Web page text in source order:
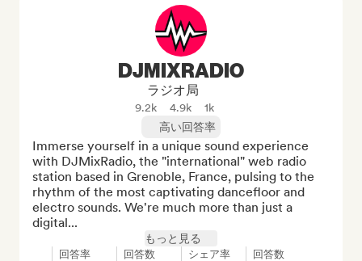
DJMIXRADIO
ラジオ局
9.2k 4.9k
1k
高い回答率
Immerse yourself in a unique sound experience
with DJMixRadio, the "international" web radio
station based in Grenoble, France, pulsing to the
rhythm of the most captivating dancefloor and
electro sounds. We're much more than just a
digital...
もっと見る
回答率 回答数 シェア率 回答数